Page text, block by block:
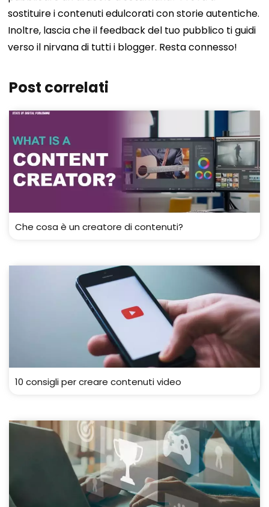
sostituire i contenuti edulcorati con storie autentiche.
Inoltre, lascia che il feedback del tuo pubblico ti guidi
verso il nirvana di tutti i blogger. Resta connesso!
Post correlati
Che cosa è un creatore di contenuti?
10 consigli per creare contenuti video